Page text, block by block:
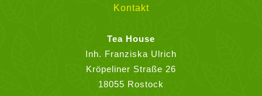
Kontakt
Tea House
Inh. Franziska Ulrich
Kröpeliner Straße 26
18055 Rostock